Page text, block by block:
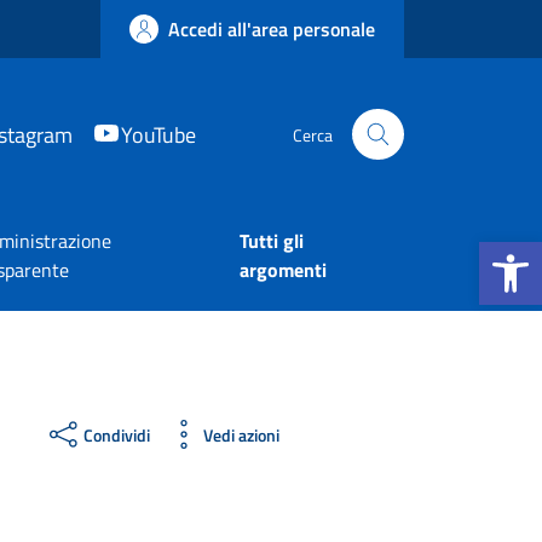
Apri la
Accedi all'area personale
YouTube Cerca
Tutti gli
argomenti
Condividi Vedi azioni